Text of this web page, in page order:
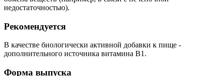
недостаточностью).
Рекомендуется
В качестве биологически активной добавки к пище -
дополнительного источника витамина В1.
Форма выпуска